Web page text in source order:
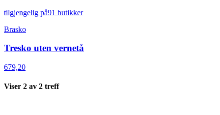
tilgjengelig på91 butikker
Brasko
Tresko uten vernetå
679,20
Viser 2 av 2 treff